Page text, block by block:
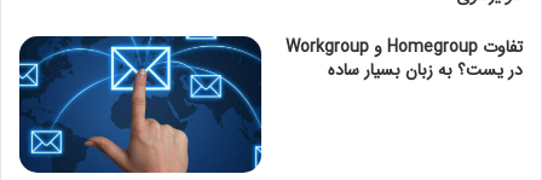
19. ایجاد صفحات فرود اختصاصی
20. تولید محتوای آموزشی و راهنما
تفاوت Homegroup و Workgroup
در یست؟ به زبان بسیار ساده